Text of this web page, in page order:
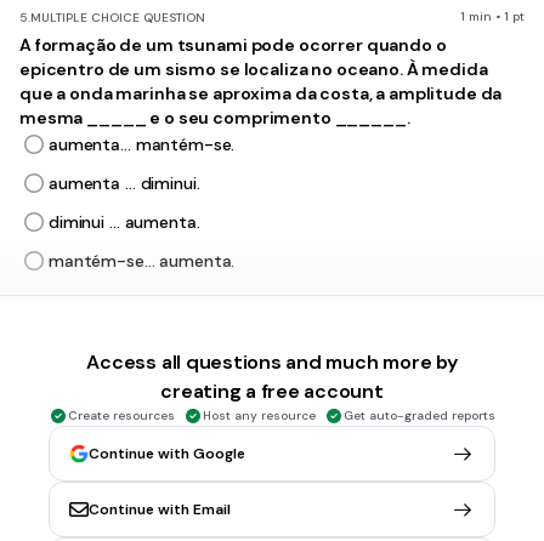
5.MULTIPLE CHOICE QUESTION 1 min • 1 pt
A formação de um tsunami pode ocorrer quando o
epicentro de um sismo se localiza no oceano. À medida
que a onda marinha se aproxima da costa, a amplitude da
mesma _____ e o seu comprimento ______.
aumenta… mantém-se.
aumenta … diminui.
diminui … aumenta.
mantém-se… aumenta.
O sismo de 1775 teve origem no ______ e foi
consequência de os seus materiais terem ultrapassado o
limite de ____________.
hipocentro ( em Lisboa ) … resistência.
epicentro ( no oceano ) … elasticidade.
epicentro ( em Lisboa ) … fragilidade.
Access all questions and much more by
creating a free account
Create resources Host any resource Get auto-graded reports
Continue with Google
Continue with Email